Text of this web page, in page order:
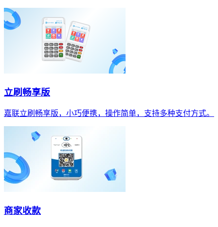
立刷畅享版
嘉联立刷畅享版，小巧便携，操作简单，支持多种支付方式。
商家收款